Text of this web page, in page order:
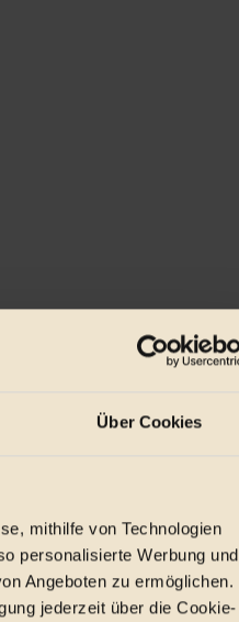
Über Cookies
mithilfe von Technologien
personalisierte Werbung und
Angeboten zu ermöglichen.
jederzeit über die Cookie-
junge Balletttä...